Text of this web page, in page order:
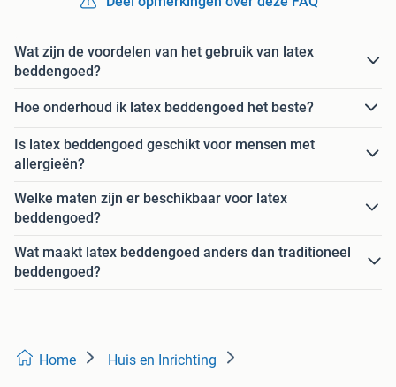
Wat zijn de voordelen van het gebruik van latex
beddengoed?
Hoe onderhoud ik latex beddengoed het beste?
Is latex beddengoed geschikt voor mensen met
allergieën?
Welke maten zijn er beschikbaar voor latex
beddengoed?
Wat maakt latex beddengoed anders dan traditioneel
beddengoed?
Home Huis en Inrichting